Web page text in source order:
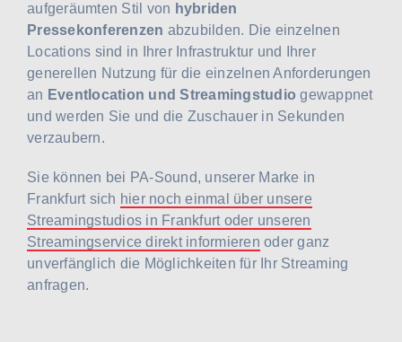
aufgeräumten Stil von hybriden
Pressekonferenzen abzubilden. Die einzelnen
Locations sind in Ihrer Infrastruktur und Ihrer
generellen Nutzung für die einzelnen Anforderungen
an Eventlocation und Streamingstudio gewappnet
und werden Sie und die Zuschauer in Sekunden
verzaubern.
Sie können bei PA-Sound, unserer Marke in
Frankfurt sich hier noch einmal über unsere
Streamingstudios in Frankfurt oder unseren
Streamingservice direkt informieren oder ganz
unverfänglich die Möglichkeiten für Ihr Streaming
anfragen.